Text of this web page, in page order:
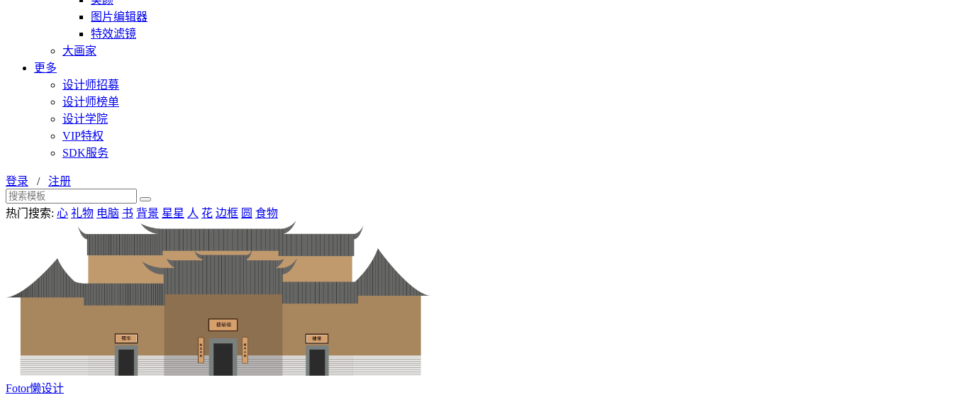
图片编辑器
特效滤镜
大画家
更多
设计师招募
设计师榜单
设计学院
VIP特权
SDK服务
登录 / 注册
热门搜索: 心 礼物 电脑 书 背景 星星 人 花 边框 圆 食物
Fotor懒设计